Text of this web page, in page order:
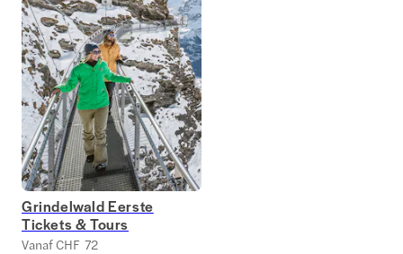
Grindelwald Eerste
Tickets & Tours
Vanaf CHF 72